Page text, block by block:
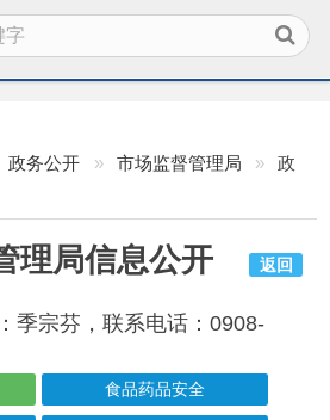
局信息公开
宗芬，联系电话：0908-
执法监督
质量抽查
结果公示